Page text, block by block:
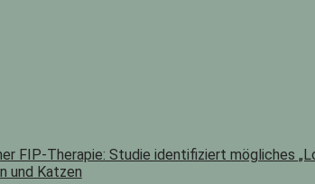
FIP-Therapie: Studie identifiziert mögliches
und Katzen